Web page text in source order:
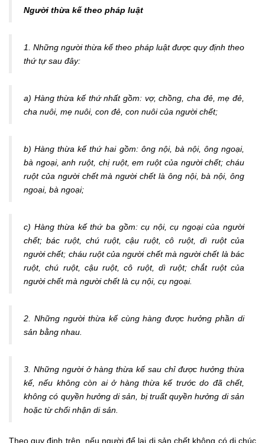
Người thừa kế theo pháp luật
1. Những người thừa kế theo pháp luật được quy định theo
thứ tự sau đây:
a) Hàng thừa kế thứ nhất gồm: vợ, chồng, cha đẻ, mẹ đẻ,
cha nuôi, mẹ nuôi, con đẻ, con nuôi của người chết;
b) Hàng thừa kế thứ hai gồm: ông nội, bà nội, ông ngoại,
bà ngoại, anh ruột, chị ruột, em ruột của người chết; cháu
ruột của người chết mà người chết là ông nội, bà nội, ông
ngoại, bà ngoại;
c) Hàng thừa kế thứ ba gồm: cụ nội, cụ ngoại của người
chết; bác ruột, chú ruột, cậu ruột, cô ruột, dì ruột của
người chết; cháu ruột của người chết mà người chết là bác
ruột, chú ruột, cậu ruột, cô ruột, dì ruột; chắt ruột của
người chết mà người chết là cụ nội, cụ ngoại.
2. Những người thừa kế cùng hàng được hưởng phần di
sản bằng nhau.
3. Những người ở hàng thừa kế sau chỉ được hưởng thừa
kế, nếu không còn ai ở hàng thừa kế trước do đã chết,
không có quyền hưởng di sản, bị truất quyền hưởng di sản
hoặc từ chối nhận di sản.
Theo quy định trên, nếu người để lại di sản chết không có di chúc